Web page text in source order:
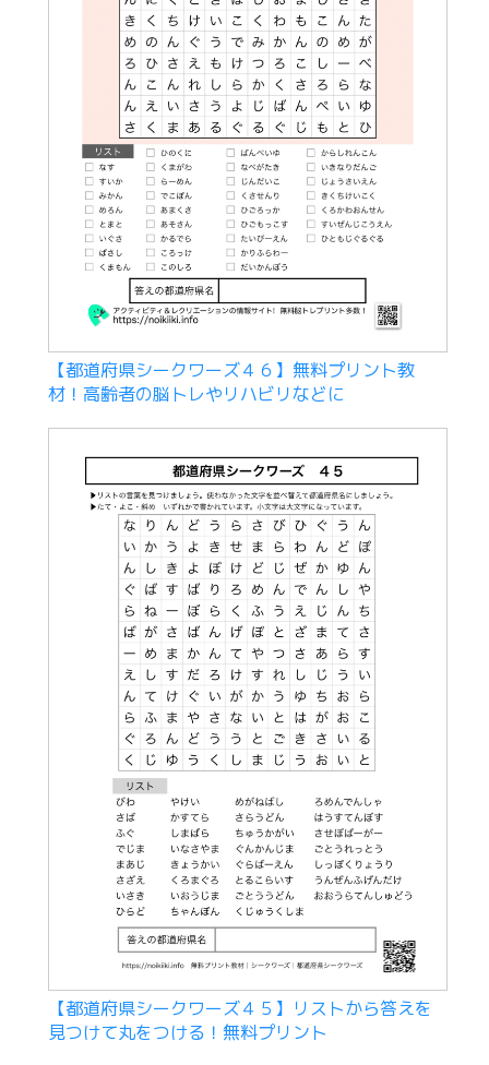
【都道府県シークワーズ４６】無料プリント教
材！高齢者の脳トレやリハビリなどに
【都道府県シークワーズ４５】リストから答えを
見つけて丸をつける！無料プリント